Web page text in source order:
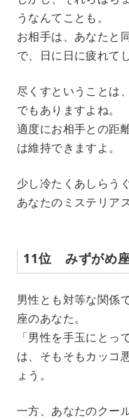
うなんてことも。
お相手は、あなたと
で、日に日に疲れて
尽くすということは
でもありますよね。
適度にお相手との距
は維持できますよ。
少し冷たくあしらう
あなたのミステリア
11位 みずがめ
男性とも対等な関係
座のあなた。
「男性を手玉にとっ
は、そもそもカッコ
ょう。
一方、あなたのクー